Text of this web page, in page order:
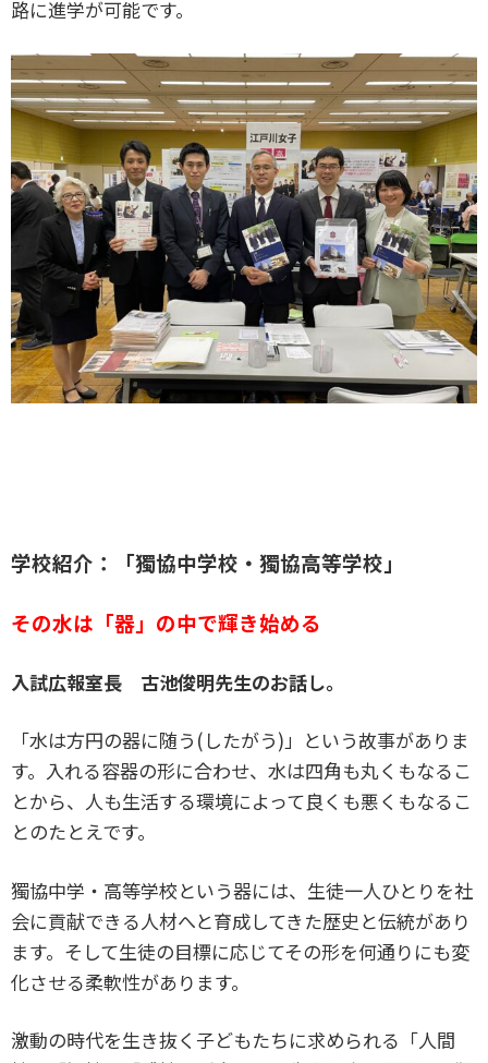
路に進学が可能です。
学校紹介：「獨協中学校・獨協高等学校」
その水は「器」の中で輝き始める
入試広報室長 古池俊明先生のお話し。
「水は方円の器に随う(したがう)」という故事がありま
す。入れる容器の形に合わせ、水は四角も丸くもなるこ
とから、人も生活する環境によって良くも悪くもなるこ
とのたとえです。
獨協中学・高等学校という器には、生徒一人ひとりを社
会に貢献できる人材へと育成してきた歴史と伝統があり
ます。そして生徒の目標に応じてその形を何通りにも変
化させる柔軟性があります。
激動の時代を生き抜く子どもたちに求められる「人間